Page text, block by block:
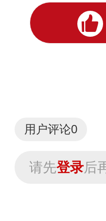
用户评论0
请先登录后